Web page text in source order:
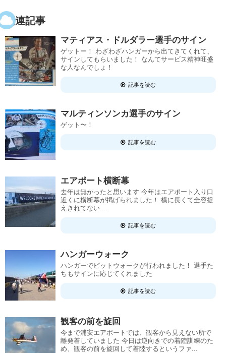
関連記事
マティアス・ドルダラー選手のサイン
ゲットー！ わざわざハンガーから出てきてくれて、
サインしてもらいました！ なんてサービス精神旺盛
な人なんでしょ！
記事を読む
マルティンソンカ選手のサイン
ゲット〜！
記事を読む
エアポート横断幕
去年は無かったと思います 今年はエアポート入り口
近くに横断幕が掲げられました！ 横に長くて全容捉
えきれてない...
記事を読む
ハンガーウォーク
ハンガーでピットウォークが行われました！ 選手た
ちもサインに応じてくれました
記事を読む
観客の前を旋回
今まで浦安エアポートでは、観客から見えない所で
離発着していました 今日は逆向きでの着陸訓練のた
め、観客の前を旋回して着陸するというファ...